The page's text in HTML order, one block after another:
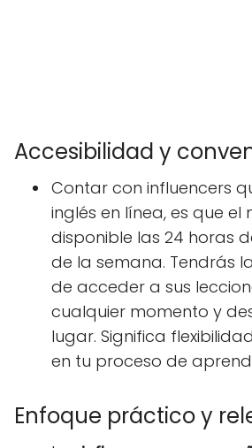
Accesibilidad y
Contar con influencers
inglés en línea, es que el
disponible las 24 horas
de la semana. Tendrás
de acceder a sus
cualquier momento y
lugar. Significa
en tu proceso de
Enfoque práctico y